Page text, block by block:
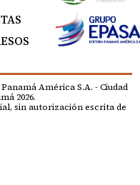
América S.A. - Ciudad
2026.
sin autorización escrita de